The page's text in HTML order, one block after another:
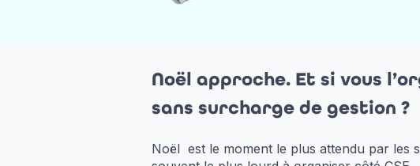
Noël approche. Et si vous
sans surcharge de gestion ?
Noël est le moment le plus attendu par les